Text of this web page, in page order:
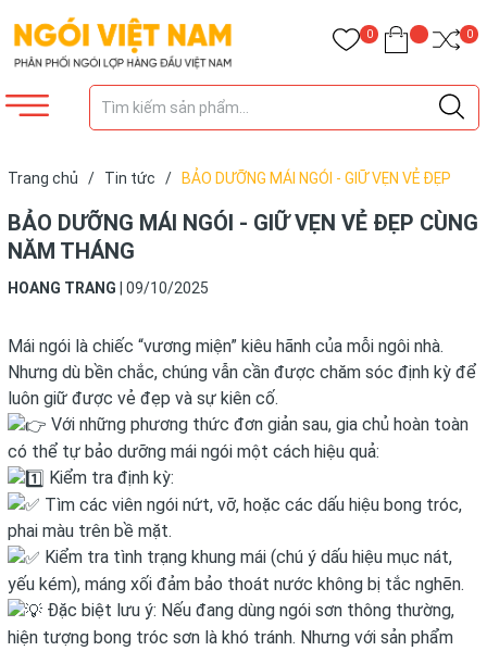
0 0
Trang chủ / Tin tức /
BẢO DƯỠNG MÁI NGÓI - GIỮ VẸN VẺ ĐẸP
BẢO DƯỠNG MÁI NGÓI - GIỮ VẸN VẺ ĐẸP CÙNG
NĂM THÁNG
HOANG TRANG 09/10/2025
Mái ngói là chiếc “vương miện” kiêu hãnh của mỗi ngôi nhà.
Nhưng dù bền chắc, chúng vẫn cần được chăm sóc định kỳ để
luôn giữ được vẻ đẹp và sự kiên cố.
Với những phương thức đơn giản sau, gia chủ hoàn toàn
có thể tự bảo dưỡng mái ngói một cách hiệu quả:
Kiểm tra định kỳ:
Tìm các viên ngói nứt, vỡ, hoặc các dấu hiệu bong tróc,
phai màu trên bề mặt.
Kiểm tra tình trạng khung mái (chú ý dấu hiệu mục nát,
yếu kém), máng xối đảm bảo thoát nước không bị tắc nghẽn.
Đặc biệt lưu ý: Nếu đang dùng ngói sơn thông thường,
hiện tượng bong tróc sơn là khó tránh. Nhưng với sản phẩm